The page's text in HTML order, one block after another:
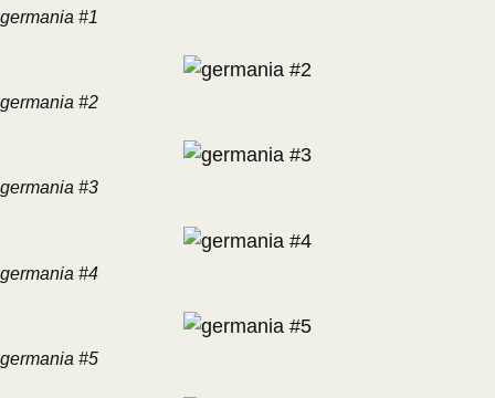
germania #1
germania #2
germania #3
germania #4
germania #5